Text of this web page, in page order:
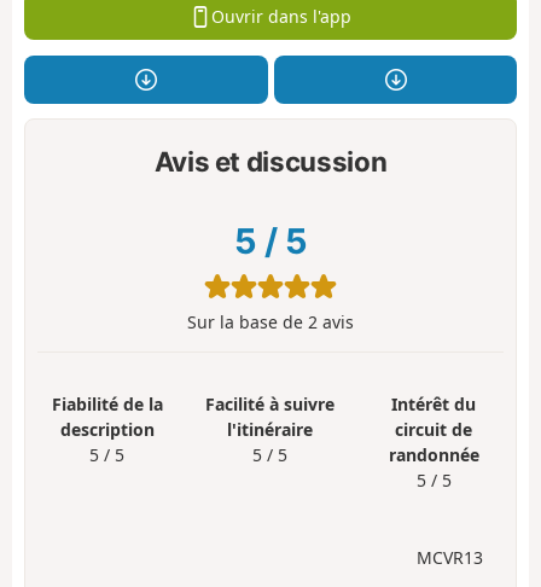
Ouvrir dans l'app
Avis et discussion
5 / 5
Sur la base de 2 avis
Fiabilité de la
description
5 / 5
Facilité à suivre
l'itinéraire
5 / 5
Intérêt du
circuit de
randonnée
5 / 5
MCVR13